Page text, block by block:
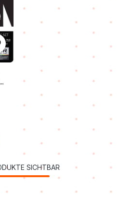
SICHTBAR